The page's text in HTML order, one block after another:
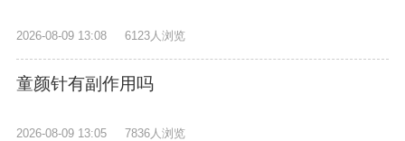
2026-08-09 13:08 6123人浏览
童颜针有副作用吗
2026-08-09 13:05 7836人浏览